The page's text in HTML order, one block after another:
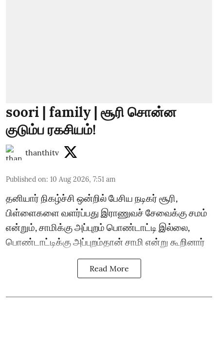
soori | family | சூரி சொன்ன
குடும்ப ரகசியம்!
thanthitv
Published on: 10 Aug 2026, 7:51 am
தனியார் நிகழ்ச்சி ஒன்றில் பேசிய நடிகர் சூரி,
பிள்ளைகளை வளர்ப்பது இராணுவச் சேவைக்கு சமம்
என்றும், சாமிக்கு அப்புறம் பொண்டாட்டி இல்லை,
பொண்டாட்டிக்கு அப்புறம்தான் சாமி என்று கூறினார்
Read More